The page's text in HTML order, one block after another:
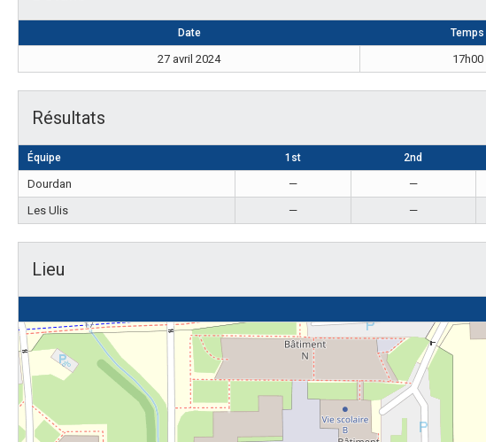
Date Temps
27 avril 2024 17h00
Résultats
Équipe 1st 2nd
Dourdan — —
Les Ulis
— —
Lieu